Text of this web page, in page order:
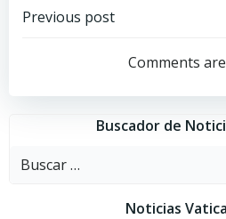
Navegación
las
entradas
Previous post
Comments
Buscador de
Buscar:
Noticias